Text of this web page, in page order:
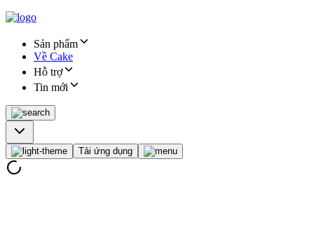
Sản phẩm
Về Cake
Hỗ trợ
Tin mới
Tải ứng dụng